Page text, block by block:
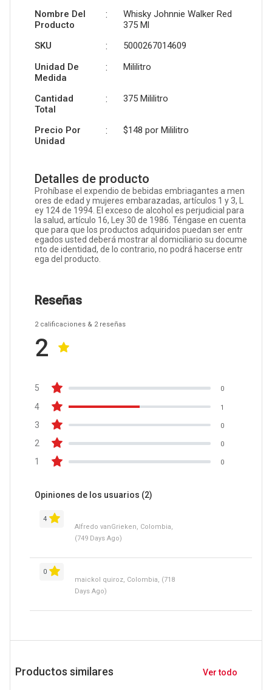
Nombre Del
Producto
:
Whisky Johnnie Walker Red
375 Ml
SKU
:
5000267014609
Unidad De
Medida
: Mililitro
Cantidad
Total
: 375 Mililitro
Precio Por
Unidad
: $148 por Mililitro
Detalles de producto
Prohíbase el expendio de bebidas embriagantes a men
ores de edad y mujeres embarazadas, artículos 1 y 3, L
ey 124 de 1994. El exceso de alcohol es perjudicial para
la salud, artículo 16, Ley 30 de 1986. Téngase en cuenta
que para que los productos adquiridos puedan ser entr
egados usted deberá mostrar al domiciliario su docume
nto de identidad, de lo contrario, no podrá hacerse entr
ega del producto.
Reseñas
2 calificaciones & 2reseñas
2
5 0
4 1
3 0
2 0
1 0
Opiniones de los usuarios (2)
4
Alfredo vanGrieken, Colombia,
(749 Days Ago)
0
maickol quiroz, Colombia, (718
Days Ago)
Productos similares Ver todo